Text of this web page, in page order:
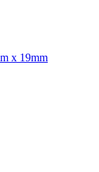
x 19mm